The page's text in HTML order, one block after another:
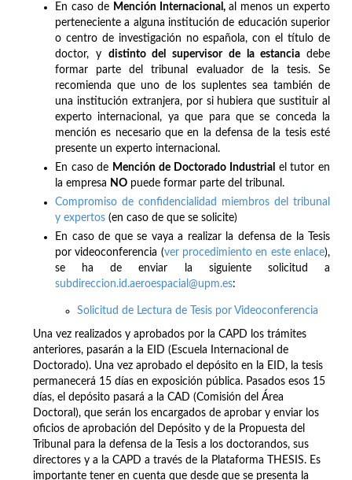
En caso de Mención Internacional,al menos un experto
perteneciente a alguna institución de educación superior
o centro de investigación no española, con el título de
doctor, y distinto del supervisor de la estancia debe
formar parte del tribunal evaluador de la tesis. Se
recomienda que uno de los suplentes sea también de
una institución extranjera, por si hubiera que sustituir al
experto internacional, ya que para que se conceda la
mención es necesario que en la defensa de la tesis esté
presente un experto internacional.
En caso de Mención de Doctorado Industrial el tutor en
la empresa NO puede formar parte del tribunal.
Compromiso de confidencialidad miembros del tribunal
y expertos (en caso de que se solicite)
En caso de que se vaya a realizar la defensa de la Tesis
por videoconferencia (ver procedimiento en este enlace),
se ha de enviar la siguiente solicitud a
subdireccion.id.aeroespacial@upm.es:
Solicitud de Lectura de Tesis por Videoconferencia
Una vez realizados y aprobados por la CAPD los trámites
anteriores, pasarán a la EID (Escuela Internacional de
Doctorado). Una vez aprobado el depósito en la EID, la tesis
permanecerá 15 días en exposición pública. Pasados esos 15
días, el depósito pasará a la CAD (Comisión del Área
Doctoral), que serán los encargados de aprobar y enviar los
oficios de aprobación del Depósito y de la Propuesta del
Tribunal para la defensa de la Tesis a los doctorandos, sus
directores y a la CAPD a través de la Plataforma THESIS. Es
importante tener en cuenta que desde que se presenta la